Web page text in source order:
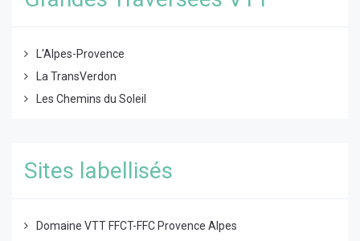
L'Alpes-Provence
La TransVerdon
Les Chemins du Soleil
Sites labellisés
Domaine VTT FFCT-FFC Provence Alpes